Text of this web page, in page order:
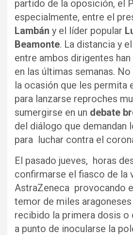
partido de la oposición, el
especialmente, entre el
Lambán y el líder popular
Beamonte. La distancia y
entre ambos dirigentes
en las últimas semanas.
la ocasión que les permita
para lanzarse reproches
sumergirse en un debate
del diálogo que demandan
para luchar contra el
El pasado jueves, horas
confirmarse el fiasco de la
AstraZeneca provocando
temor de miles aragoneses
recibido la primera dosis o
a punto de inocularse la